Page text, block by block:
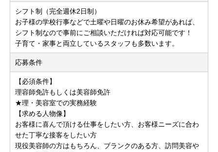
シフト制（完全週休2日制）
お子様の学校行事などで土曜や日曜のお休み希望があれば、
シフト制なので事前にご相談いただければ対応可能です！
子育て・家事と両立しているスタッフも多数います。
応募条件
【必須条件】
理容師免許もしくは美容師免許
★理・美容室での実務経験
【求める人物像】
お客様に喜んで頂ける仕事をしたい方、お客様ニーズに合わ
せた丁寧な接客をしたい方
現役美容師の方はもちろん、ブランクのある方、訪問美容や